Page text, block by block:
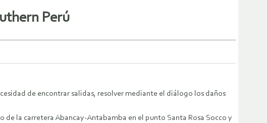
Perú
de encontrar salidas, resolver mediante el diálogo los daños
la carretera Abancay-Antabamba en el punto Santa Rosa Socco y